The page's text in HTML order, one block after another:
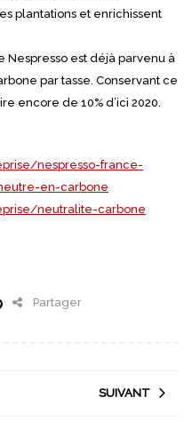
plantations et enrichissent
Nespresso est déjà parvenu à
par tasse. Conservant ce
encore de 10% d’ici 2020.
nespresso-france-
en-carbone
neutralite-carbone
Partager
SUIVANT